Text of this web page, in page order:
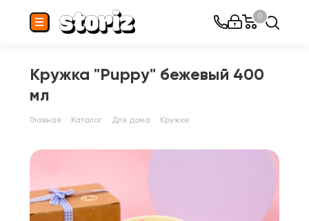
0
Кружка "Puppy" бежевый 400
мл
Главная Каталог Для дома Кружки